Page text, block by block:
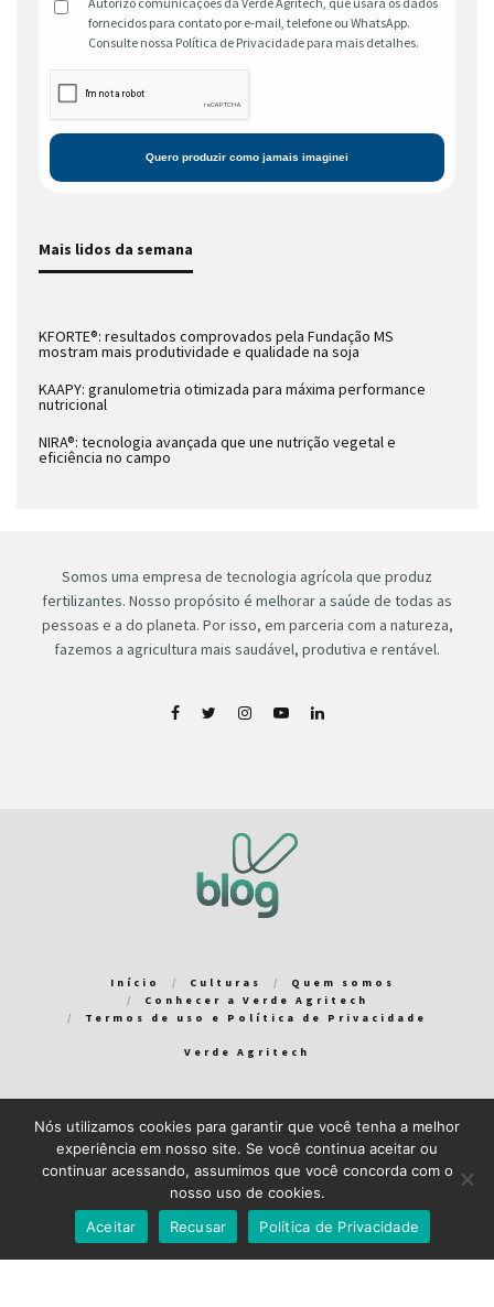
fornecidos para contato por e-mail, telefone ou WhatsApp.
Consulte nossa Política de Privacidade para mais detalhes.
Mais lidos da semana
KFORTE®: resultados comprovados pela Fundação MS
mostram mais produtividade e qualidade na soja
KAAPY: granulometria otimizada para máxima performance
nutricional
NIRA®: tecnologia avançada que une nutrição vegetal e
eficiência no campo
Somos uma empresa de tecnologia agrícola que produz
fertilizantes. Nosso propósito é melhorar a saúde de todas as
pessoas e a do planeta. Por isso, em parceria com a natureza,
fazemos a agricultura mais saudável, produtiva e rentável.
Início Culturas
Quem somos
Conhecer a Verde Agritech
Termos de uso e Política de Privacidade
Verde Agritech
Bem-vindo ao Verde Blog! Para que a sua experiência em nosso
blog seja a melhor possível, utilizamos cookies. Você pode
aceitar ou gerenciar seus cookiesaqui.
Recuso Close GDPR Cookie Banner
Nós utilizamos cookies para garantir que você tenha a melhor
experiência em nosso site. Se você continua aceitar ou
continuar acessando, assumimos que você concorda com o
nosso uso de cookies.
Aceitar
Recusar Política de Privacidade